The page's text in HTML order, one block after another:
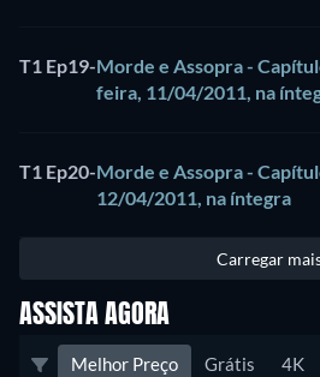
T1 Ep19-Morde e Assopra -
feira, 11/04/2011, na
T1 Ep20-Morde e Assopra -
12/04/2011, na íntegra
Carregar
ASSISTA AGORA
Melhor Preço Grátis 4K